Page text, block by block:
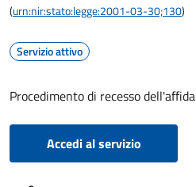
(urn:nir:stato:legge:2001-03-30;130)
Servizio attivo
Procedimento di recesso
Accedi al servizio